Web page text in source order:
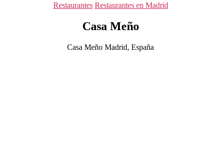
Categorías
Restaurantes Restaurantes en Madrid
Casa Meño
Casa Meño Madrid, España